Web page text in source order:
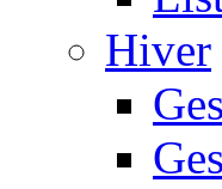
Hiver